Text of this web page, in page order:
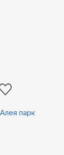
парк